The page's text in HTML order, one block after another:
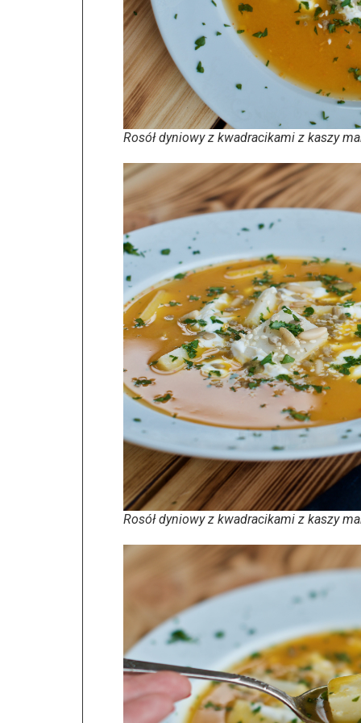
Rosół dyniowy z kwadracikami z kaszy
Rosół dyniowy z kwadracikami z kaszy